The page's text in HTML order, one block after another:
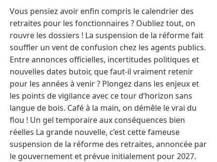
Vous pensiez avoir enfin compris le calendrier des
retraites pour les fonctionnaires ? Oubliez tout, on
rouvre les dossiers ! La suspension de la réforme fait
souffler un vent de confusion chez les agents publics.
Entre annonces officielles, incertitudes politiques et
nouvelles dates butoir, que faut-il vraiment retenir
pour les années à venir ? Plongez dans les enjeux et
les points de vigilance avec ce tour d’horizon sans
langue de bois. Café à la main, on démêle le vrai du
flou ! Un gel temporaire aux conséquences bien
réelles La grande nouvelle, c’est cette fameuse
suspension de la réforme des retraites, annoncée par
le gouvernement et prévue initialement pour 2027.